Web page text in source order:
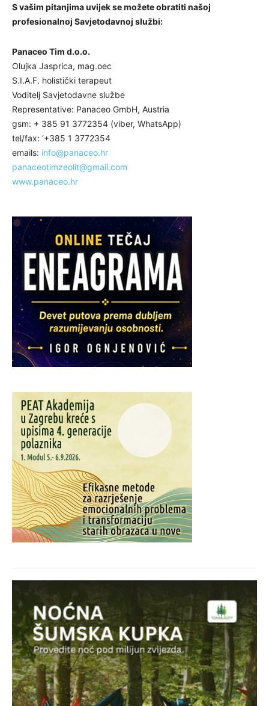
S vašim pitanjima uvijek se možete obratiti našoj
profesionalnoj Savjetodavnoj službi:
Panaceo Tim d.o.o.
Olujka Jasprica, mag.oec
S.I.A.F. holistički terapeut
Voditelj Savjetodavne službe
Representative: Panaceo GmbH, Austria
gsm: + 385 91 3772354 (viber, WhatsApp)
tel/fax: ‘+385 1 3772354
emails: info@panaceo.hr
panaceotimzeolit@gmail.com
www.panaceo.hr